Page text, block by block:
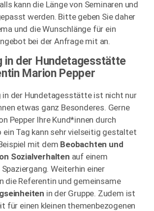
kann die Länge von Seminaren und
werden. Bitte geben Sie daher
und die Wunschlänge für ein
bei der Anfrage mit an.
in der Hundetagesstätte
Marion Pepper
in der Hundetagesstätte ist nicht nur
etwas ganz Besonderes. Gerne
Pepper Ihre Kund*innen durch
ein Tag kann sehr vielseitig gestaltet
mit dem Beobachten und
Sozialverhalten auf einem
Weiterhin einer
die Referentin und gemeinsame
in der Gruppe. Zudem ist
für einen kleinen themenbezogenen